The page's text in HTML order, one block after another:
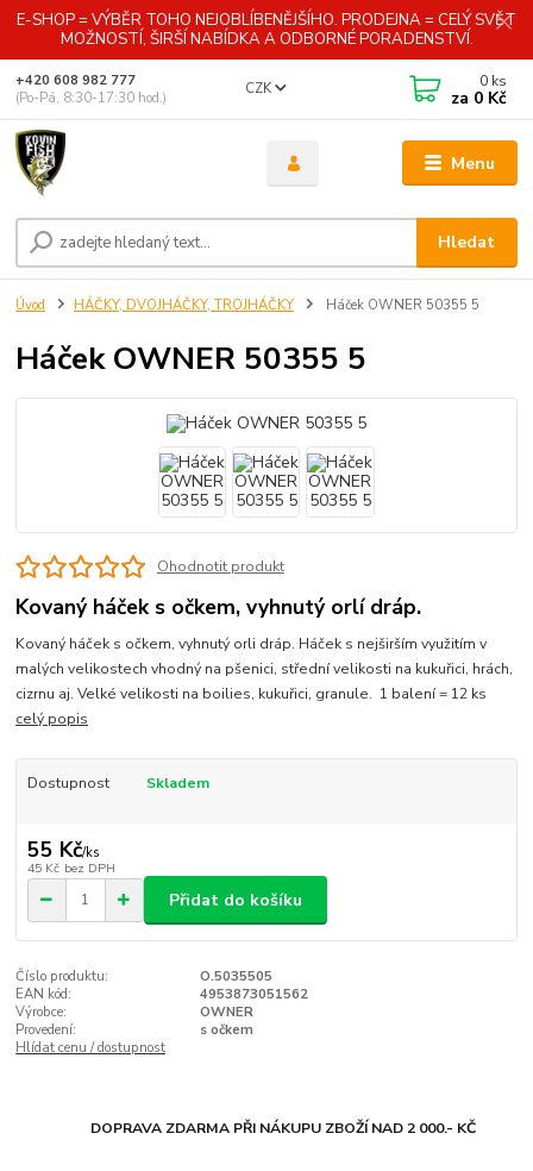
E-SHOP = VÝBĚR TOHO NEJOBLÍBENĚJŠÍHO. PRODEJNA = CELÝ SVĚT
MOŽNOSTÍ, ŠIRŠÍ NABÍDKA A ODBORNÉ PORADENSTVÍ.
Menu
CZK
Hledat
+420 608 982 777
(Po-Pá, 8:30-17:30 hod.)
0 ks
za 0 Kč
Úvod HÁČKY, DVOJHÁČKY, TROJHÁČKY Háček OWNER 50355 5
Háček OWNER 50355 5
Ohodnotit produkt
Kovaný háček s očkem, vyhnutý orlí dráp.
Kovaný háček s očkem, vyhnutý orli dráp. Háček s nejširším využitím v
malých velikostech vhodný na pšenici, střední velikosti na kukuřici, hrách,
cizrnu aj. Velké velikosti na boilies, kukuřici, granule. 1 balení = 12 ks
celý popis
Dostupnost Skladem
55 Kč/ks
45 Kč bez DPH
Přidat do košíku
Číslo produktu:
O.5035505
EAN kód:
4953873051562
Výrobce:
OWNER
Provedení:
s očkem
Hlídat cenu / dostupnost
DOPRAVA ZDARMA PŘI NÁKUPU ZBOŽÍ NAD 2 000.- KČ